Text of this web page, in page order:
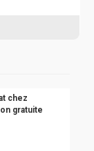
chez
gratuite